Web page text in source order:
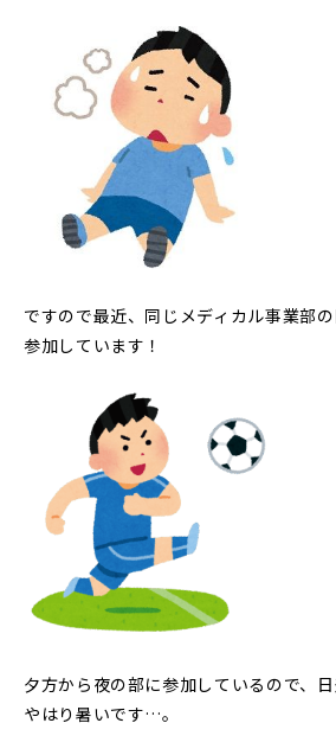
ですので最近、同じメディカル事業部
参加しています！
夕方から夜の部に参加しているので、日
やはり暑いです…。